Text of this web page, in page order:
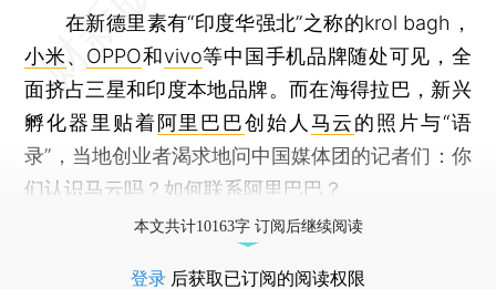
在新德里素有“印度华强北”之称的krol bagh，
小米、 OPPO和vivo等中国手机品牌随处可见，全
面挤占三星和印度本地品牌。而在海得拉巴，新兴
孵化器里贴着阿里巴巴创始人 马云的照片与“语
录”，当地创业者渴求地问中国媒体团的记者们：你
们认识马云吗？如何联系阿里巴巴？
本文共计10163字 订阅后继续阅读
登录 后获取已订阅的阅读权限